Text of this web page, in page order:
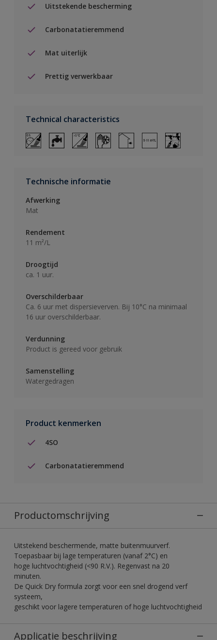
Uitstekende bescherming
Carbonatatieremmend
Mat uiterlijk
Prettig verwerkbaar
Technical characteristics
Technische informatie
Afwerking
Mat
Rendement
11 m²/L
Droogtijd
ca. 1 uur.
Overschilderbaar
Ca. 6 uur met dispersieverven. Bij 10°C na minimaal
16 uur overschilderbaar.
Verdunning
Product is gereed voor gebruik
Samenstelling
Watergedragen
Product kenmerken
4SO
Carbonatatieremmend
Productomschrijving
Uitstekend beschermende, matte buitenmuurverf.
Toepasbaar bij lage temperaturen (vanaf 2°C) en
hoge luchtvochtigheid (<90 R.V.). Regenvast na 20
minuten.
De Quick Dry formula zorgt voor een snel drogend verf
systeem,
geschikt voor lagere temperaturen of hoge luchtvochtigheid
Applicatie beschrijving